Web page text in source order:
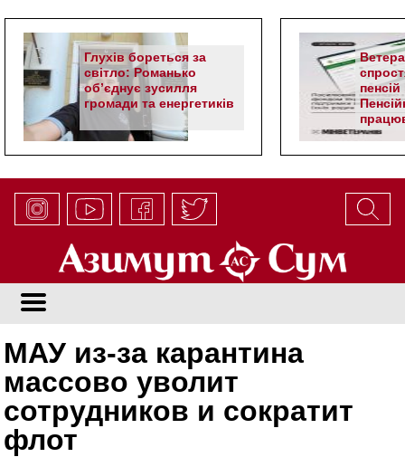
Глухів бореться за
світло: Романько
об’єднує зусилля
громади та енергетиків
МАУ из-за карантина
массово уволит
сотрудников и сократит
флот